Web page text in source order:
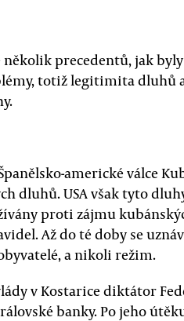
precedentů, jak
totiž legitimita dluhů
americké válce
dluhů. USA však tyto
proti zájmu
Až do té doby se
a nikoli režim.
v Kostarice diktátor
banky. Po jeho